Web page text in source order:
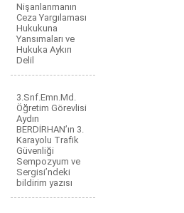
Nişanlanmanın
Ceza Yargılaması
Hukukuna
Yansımaları ve
Hukuka Aykırı
Delil
3.Snf.Emn.Md.
Öğretim Görevlisi
Aydın
BERDİRHAN’ın 3.
Karayolu Trafik
Güvenliği
Sempozyum ve
Sergisi’ndeki
bildirim yazısı